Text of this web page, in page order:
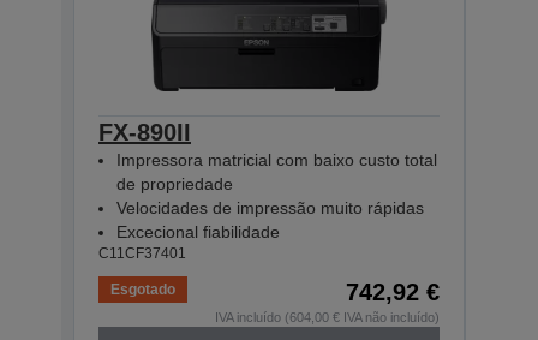
FX-890II
Impressora matricial com baixo custo total
de propriedade
Velocidades de impressão muito rápidas
Excecional fiabilidade
C11CF37401
Esgotado 742,92 €
IVA incluído (604,00 € IVA não incluído)